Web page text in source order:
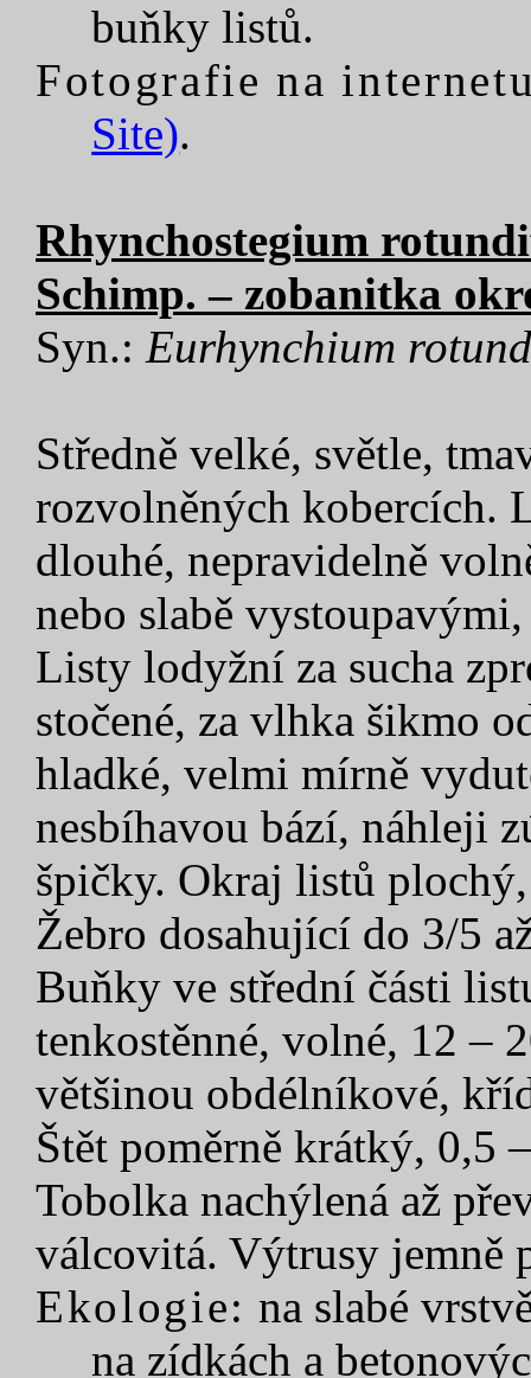
buňky listů.
Fotografie na
Site).
Rhynchostegium
Schimp. – zobanitka
Syn.: Eurhynchium
Středně velké, světle,
rozvolněných kobercích.
dlouhé, nepravidelně
nebo slabě
Listy lodyžní za sucha
stočené, za vlhka šikmo
hladké, velmi mírně
nesbíhavou bází, náhleji
špičky. Okraj listů
Žebro dosahující do 3/5
Buňky ve střední části
tenkostěnné, volné, 12 –
většinou obdélníkové,
Štět poměrně krátký, 0,5
Tobolka nachýlená až
válcovitá. Výtrusy jemně
Ekologie: na slabé
na zídkách a